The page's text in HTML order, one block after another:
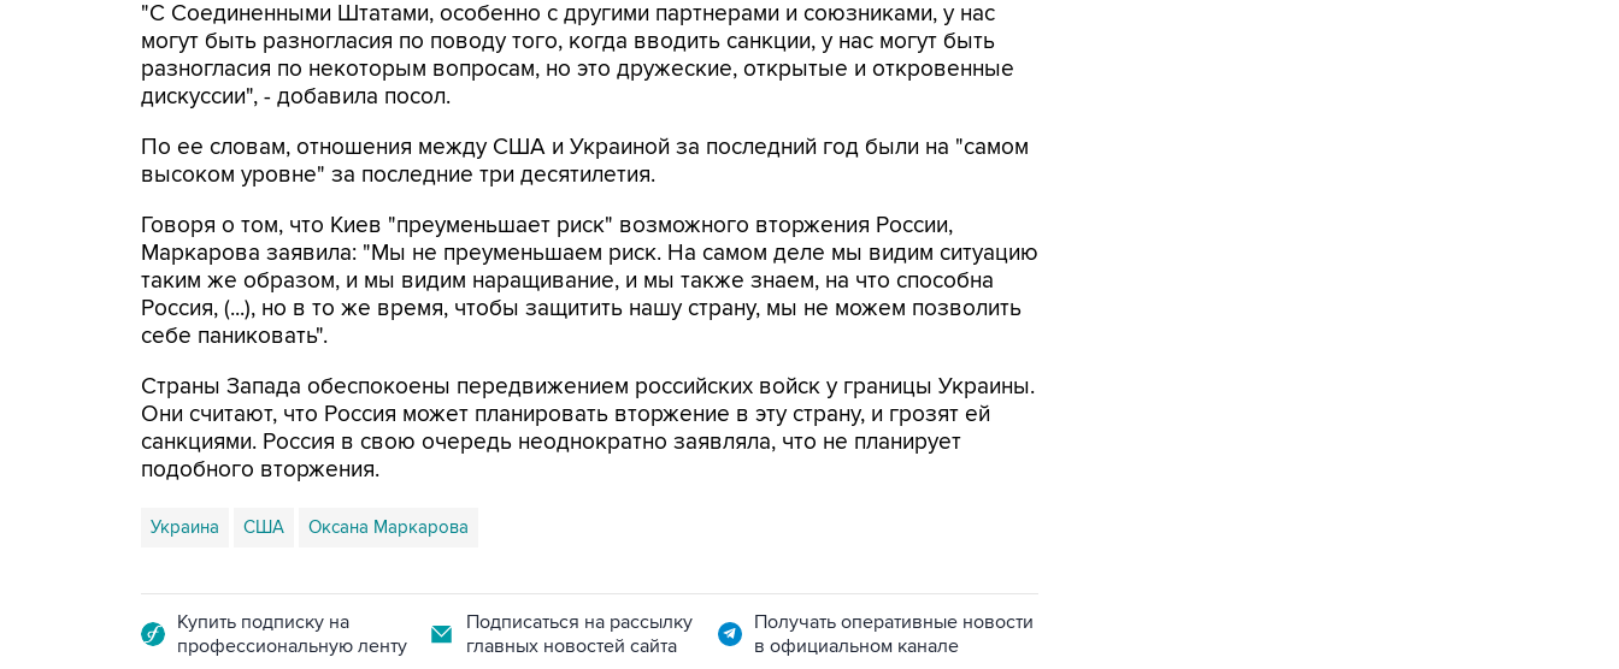
"С Соединенными Штатами, особенно с другими партнерами и союзниками, у нас
могут быть разногласия по поводу того, когда вводить санкции, у нас могут быть
разногласия по некоторым вопросам, но это дружеские, открытые и откровенные
дискуссии", - добавила посол.
По ее словам, отношения между США и Украиной за последний год были на "самом
высоком уровне" за последние три десятилетия.
Говоря о том, что Киев "преуменьшает риск" возможного вторжения России,
Маркарова заявила: "Мы не преуменьшаем риск. На самом деле мы видим ситуацию
таким же образом, и мы видим наращивание, и мы также знаем, на что способна
Россия, (...), но в то же время, чтобы защитить нашу страну, мы не можем позволить
себе паниковать".
Страны Запада обеспокоены передвижением российских войск у границы Украины.
Они считают, что Россия может планировать вторжение в эту страну, и грозят ей
санкциями. Россия в свою очередь неоднократно заявляла, что не планирует
подобного вторжения.
Украина США Оксана Маркарова
Купить подписку на
профессиональную ленту
Подписаться на рассылку
главных новостей сайта
Получать оперативные новости
в официальном канале